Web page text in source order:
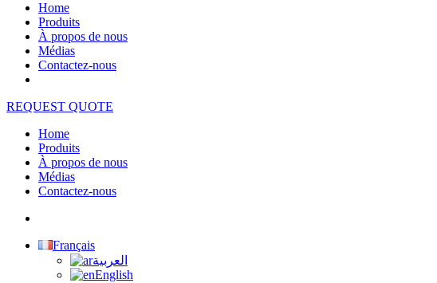
Home
Produits
À propos de nous
Médias
Contactez-nous
REQUEST QUOTE
Home
Produits
À propos de nous
Médias
Contactez-nous
Français
العربية
English